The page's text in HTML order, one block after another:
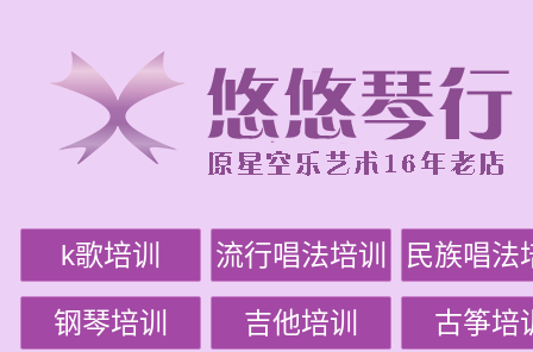
k歌培训 流行唱法培训 民族唱法
钢琴培训 吉他培训 古筝培